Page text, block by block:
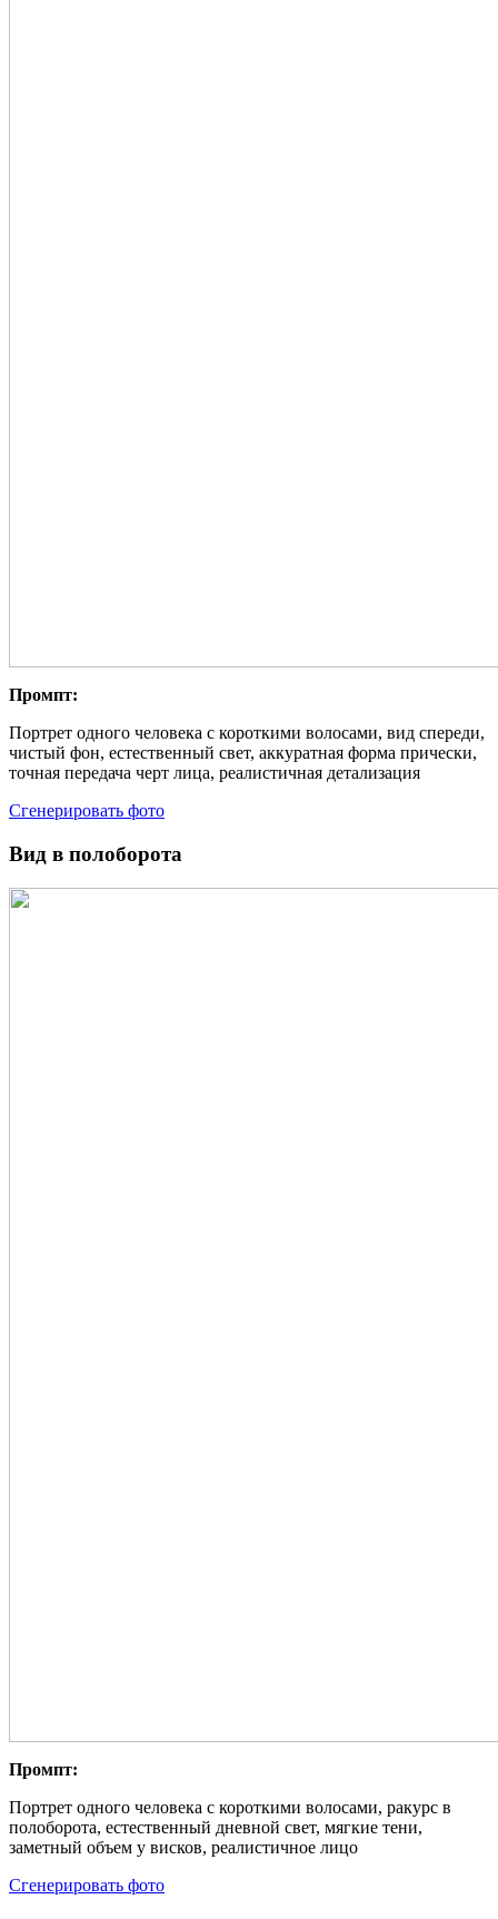
Промпт:
Портрет одного человека с короткими волосами, вид спереди,
чистый фон, естественный свет, аккуратная форма прически,
точная передача черт лица, реалистичная детализация
Сгенерировать фото
Вид в полоборота
Промпт:
Портрет одного человека с короткими волосами, ракурс в
полоборота, естественный дневной свет, мягкие тени,
заметный объем у висков, реалистичное лицо
Сгенерировать фото